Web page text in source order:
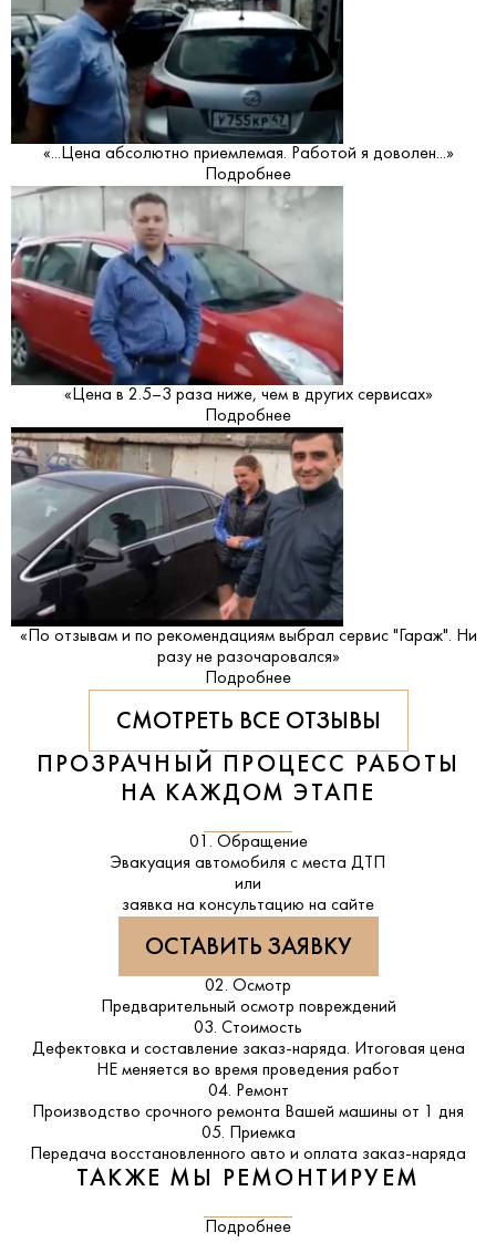
«...Цена абсолютно приемлемая. Работой я доволен...»
Подробнее
«Цена в 2.5–3 раза ниже, чем в других сервисах»
Подробнее
«По отзывам и по рекомендациям выбрал сервис "Гараж". Ни
разу не разочаровался»
Подробнее
СМОТРЕТЬ ВСЕ ОТЗЫВЫ
ПРОЗРАЧНЫЙ ПРОЦЕСС РАБОТЫ
НА КАЖДОМ ЭТАПЕ
01. Обращение
Эвакуация автомобиля с места ДТП
или
заявка на консультацию на сайте
ОСТАВИТЬ ЗАЯВКУ
02. Осмотр
Предварительный осмотр повреждений
03. Стоимость
Дефектовка и составление заказ-наряда. Итоговая цена
НЕ меняется во время проведения работ
04. Ремонт
Производство срочного ремонта Вашей машины от 1 дня
05. Приемка
Передача восстановленного авто и оплата заказ-наряда
ТАКЖЕ МЫ РЕМОНТИРУЕМ
Подробнее